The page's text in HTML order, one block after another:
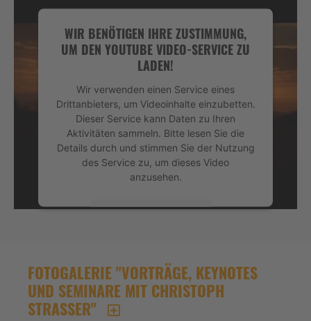
WIR BENÖTIGEN IHRE ZUSTIMMUNG,
UM DEN YOUTUBE VIDEO-SERVICE ZU
LADEN!
Wir verwenden einen Service eines
Drittanbieters, um Videoinhalte einzubetten.
Dieser Service kann Daten zu Ihren
Aktivitäten sammeln. Bitte lesen Sie die
Details durch und stimmen Sie der Nutzung
des Service zu, um dieses Video
anzusehen.
Mehr Informationen
powered byUsercentrics Consent
Management Platform &eRecht24
FOTOGALERIE "VORTRÄGE, KEYNOTES
UND SEMINARE MIT CHRISTOPH
STRASSER"